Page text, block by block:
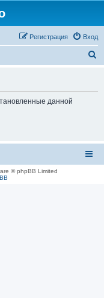
Вход
Регистрация
данной
© phpBB Limited